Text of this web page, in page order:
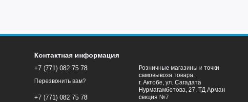
Контактная информация
+7 (771) 082 75 78
Перезвонить вам?
+7 (771) 082 75 78
Розничные магазины и точки
самовывоза товара:
г. Актобе, ул. Сагадата
Нурмагамбетова, 27, ТД Арман
секция №7